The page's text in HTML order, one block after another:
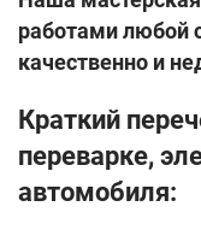
работами любой
качественно и
Краткий
переварке,
автомобиля: